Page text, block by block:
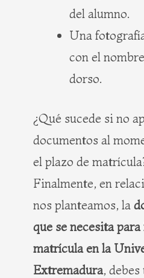
del alumno.
Una
con el
dorso.
¿Qué sucede si no
documentos al
el plazo de
Finalmente, en
nos planteamos, la
que se necesita
matrícula en la
Extremadura,